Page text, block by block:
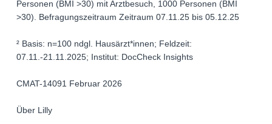
Personen (BMI >30) mit Arztbesuch, 1000 Personen (BMI
>30). Befragungszeitraum Zeitraum 07.11.25 bis 05.12.25
² Basis: n=100 ndgl. Hausärzt*innen; Feldzeit:
07.11.-21.11.2025; Institut: DocCheck Insights
CMAT-14091 Februar 2026
Über Lilly